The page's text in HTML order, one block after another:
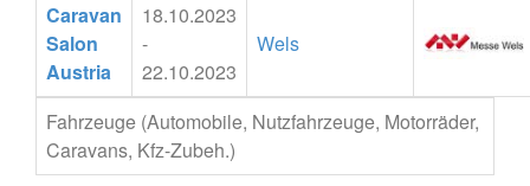
Caravan
Salon
Austria
18.10.2023
-
22.10.2023
Wels
Fahrzeuge (Automobile, Nutzfahrzeuge, Motorräder,
Caravans, Kfz-Zubeh.)